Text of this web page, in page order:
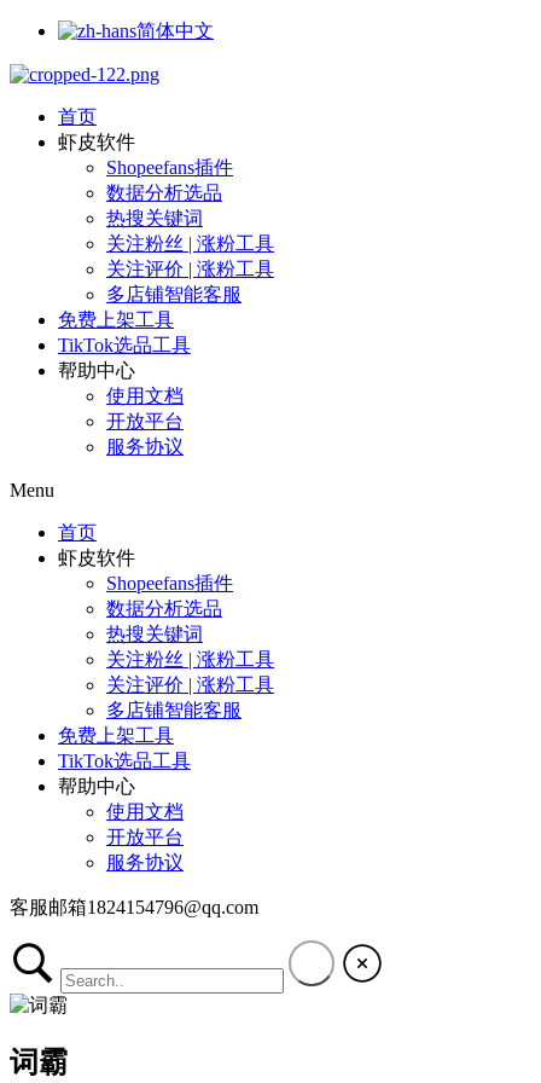
简体中文
首页
虾皮软件
Shopeefans插件
数据分析选品
热搜关键词
关注粉丝 | 涨粉工具
关注评价 | 涨粉工具
多店铺智能客服
免费上架工具
TikTok选品工具
帮助中心
使用文档
开放平台
服务协议
Menu
首页
虾皮软件
Shopeefans插件
数据分析选品
热搜关键词
关注粉丝 | 涨粉工具
关注评价 | 涨粉工具
多店铺智能客服
免费上架工具
TikTok选品工具
帮助中心
使用文档
开放平台
服务协议
客服邮箱1824154796@qq.com
词霸